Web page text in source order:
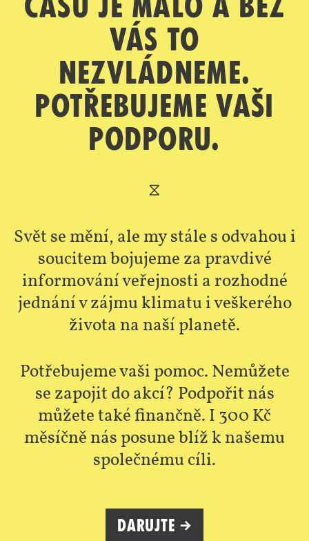
vás to
nezvládneme.
Potřebujeme vaši
podporu.
⧖
Svět se mění, ale my stále s odvahou i
soucitem bojujeme za pravdivé
informování veřejnosti a rozhodné
jednání v zájmu klimatu i veškerého
života na naší planetě.
Potřebujeme vaši pomoc. Nemůžete
se zapojit do akcí? Podpořit nás
můžete také finančně. I 300 Kč
měsíčně nás posune blíž k našemu
společnému cíli.
Darujte →